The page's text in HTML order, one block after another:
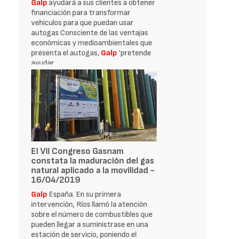
Galp ayudará a sus clientes a obtener
financiación para transformar
vehículos para que puedan usar
autogas Consciente de las ventajas
económicas y medioambientales que
presenta el autogas, Galp ‘pretende
ayudar
El VII Congreso Gasnam
constata la maduración del gas
natural aplicado a la movilidad -
16/04/2019
Galp España. En su primera
intervención, Ríos llamó la atención
sobre el número de combustibles que
pueden llegar a suministrase en una
estación de servicio, poniendo el